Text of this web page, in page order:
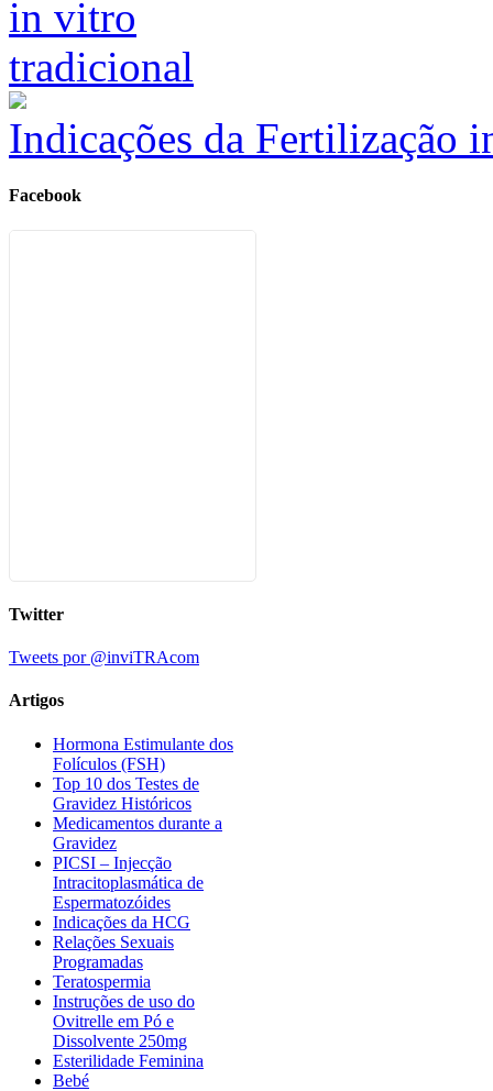
Indicações da Fertilização
Facebook
Twitter
Tweets por @inviTRAcom
Artigos
Hormona Estimulante dos
Folículos (FSH)
Top 10 dos Testes de
Gravidez Históricos
Medicamentos durante a
Gravidez
PICSI – Injecção
Intracitoplasmática de
Espermatozóides
Indicações da HCG
Relações Sexuais
Programadas
Teratospermia
Instruções de uso do
Ovitrelle em Pó e
Dissolvente 250mg
Esterilidade Feminina
Bebé